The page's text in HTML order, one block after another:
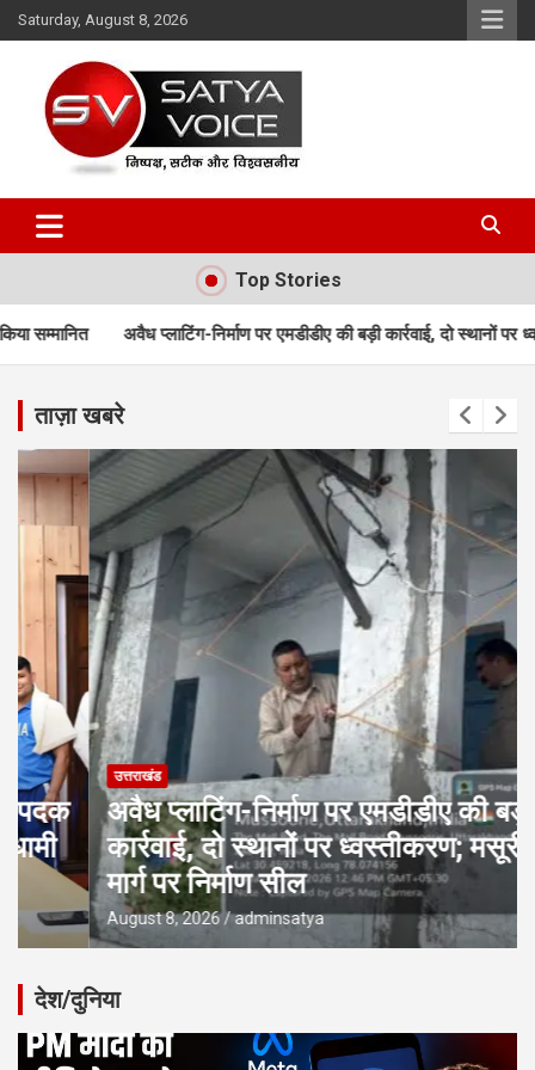
Skip
to
Saturday, August 8, 2026
Satya Voice
Top Stories
निर्माण पर एमडीडीए की बड़ी कार्रवाई, दो स्थानों पर ध्वस्तीकरण; मसूरी मार्ग पर
ताज़ा खबरे
उत्तराखंड
अवैध प्लाटिंग-निर्माण पर एमडीडीए की बड़ी
कार्रवाई, दो स्थानों पर ध्वस्तीकरण; मसूरी
मार्ग पर निर्माण सील
August 8, 2026 adminsatya
देश/दुनिया